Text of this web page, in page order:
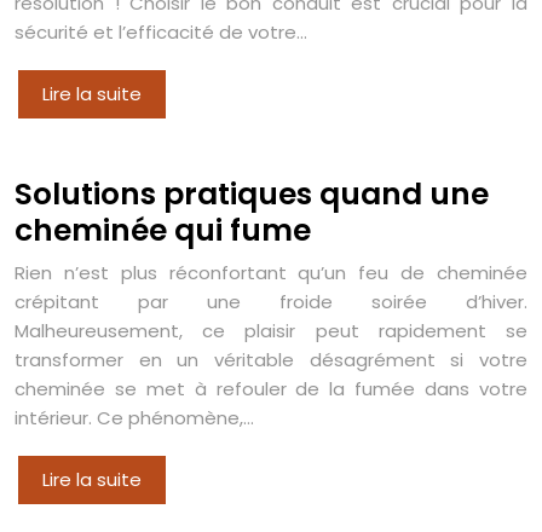
sécurité et l’efficacité de votre…
Lire la suite
Solutions pratiques quand une
cheminée qui fume
Rien n’est plus réconfortant qu’un feu de cheminée
crépitant par une froide soirée d’hiver.
Malheureusement, ce plaisir peut rapidement se
transformer en un véritable désagrément si votre
cheminée se met à refouler de la fumée dans votre
intérieur. Ce phénomène,…
Lire la suite